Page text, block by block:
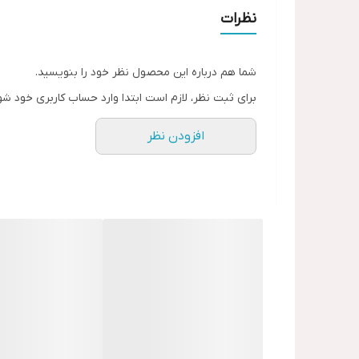
خشک نیست
اورجینال✅✅
نظرات
شما هم درباره این محصول نظر خود را بنویسید.
برای ثبت نظر، لازم است ابتدا وارد حساب کاربری خود
افزودن نظر